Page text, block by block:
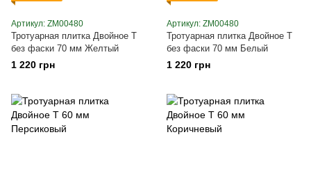
Артикул: ZM00480
Тротуарная плитка Двойное Т
без фаски 70 мм Желтый
1 220 грн
Артикул: ZM00480
Тротуарная плитка Двойное Т
без фаски 70 мм Белый
1 220 грн